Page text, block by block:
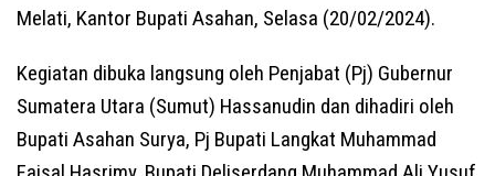
Melati, Kantor Bupati Asahan, Selasa (20/02/2024).
Kegiatan dibuka langsung oleh Penjabat (Pj) Gubernur
Sumatera Utara (Sumut) Hassanudin dan dihadiri oleh
Bupati Asahan Surya, Pj Bupati Langkat Muhammad